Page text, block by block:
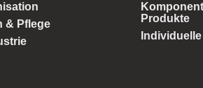
& Pflege
Produkte